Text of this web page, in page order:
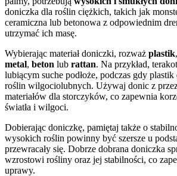
doniczka dla roślin ciężkich, takich jak
ceramiczna lub betonowa z odpowiednim
utrzymać ich masę.
Wybierając materiał doniczki, rozważ plastik,
metal, beton lub rattan. Na przykład,
lubiącym suche podłoże, podczas gdy plastik
roślin wilgociolubnych. Używaj donic z
materiałów dla storczyków, co zapewnia
światła i wilgoci.
Dobierając doniczkę, pamiętaj także o
wysokich roślin powinny być szersze u
przewracały się. Dobrze dobrana doniczka
wzrostowi rośliny oraz jej stabilności, co
uprawy.